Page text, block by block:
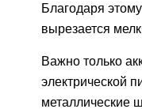
Благодаря
вырезается
Важно только
электрической
металлические